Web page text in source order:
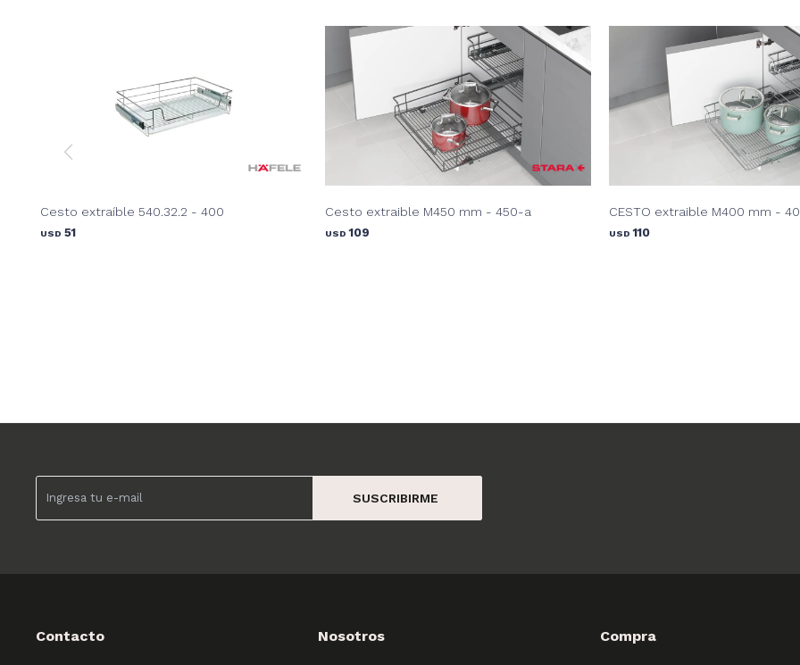
Cesto extraíble 540.32.2 - 400
USD 51
Cesto extraible M450 mm - 450-a
USD 109
CESTO extraible M400 mm -
USD 110
SUSCRIBIRME
Contacto Nosotros Compra